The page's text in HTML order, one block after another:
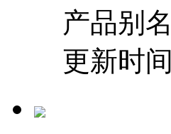
产品别名
更新时间